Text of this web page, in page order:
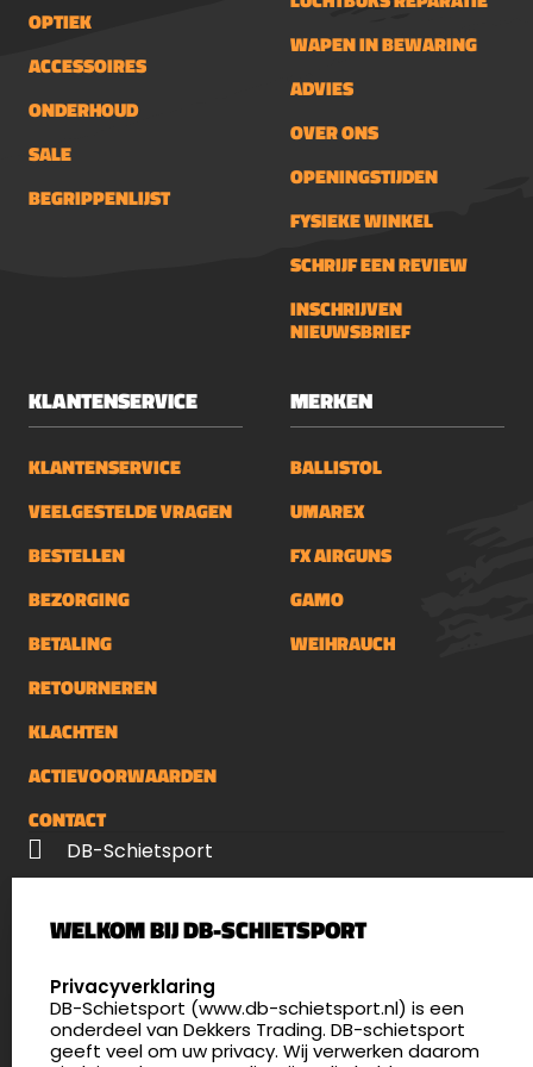
OPTIEK
ACCESSOIRES
ONDERHOUD
SALE
BEGRIPPENLIJST
WAPEN IN BEWARING
ADVIES
OVER ONS
OPENINGSTIJDEN
FYSIEKE WINKEL
SCHRIJF EEN REVIEW
INSCHRIJVEN
NIEUWSBRIEF
KLANTENSERVICE
KLANTENSERVICE
VEELGESTELDE VRAGEN
BESTELLEN
BEZORGING
BETALING
RETOURNEREN
KLACHTEN
ACTIEVOORWAARDEN
CONTACT
MERKEN
BALLISTOL
UMAREX
FX AIRGUNS
GAMO
WEIHRAUCH
DB-Schietsport
5411 LX Zeeland
4.8
172 beoordelingen
WELKOM BIJ DB-SCHIETSPORT
SELECT LANGUAGE
Privacyverklaring
DB-Schietsport (www.db-schietsport.nl) is een
onderdeel van Dekkers Trading. DB-schietsport
geeft veel om uw privacy. Wij verwerken daarom